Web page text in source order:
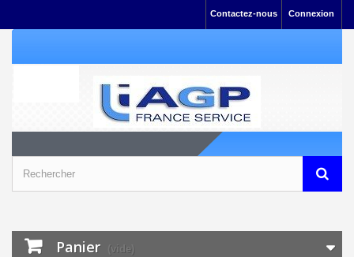
Connexion
Contactez-nous
Panier (vide)